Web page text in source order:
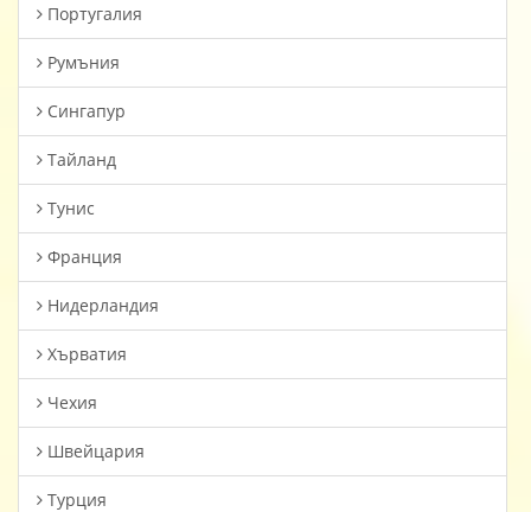
Португалия
Румъния
Сингапур
Тайланд
Тунис
Франция
Нидерландия
Хърватия
Чехия
Швейцария
Турция